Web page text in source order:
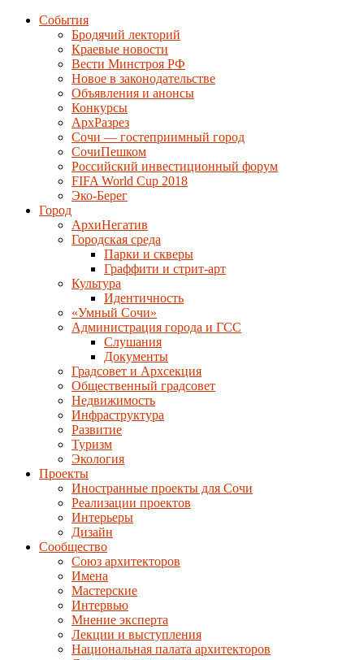
События
Бродячий лекторий
Краевые новости
Вести Минстроя РФ
Новое в законодательстве
Объявления и анонсы
Конкурсы
АрхРазрез
Сочи — гостеприимный город
СочиПешком
Российский инвестиционный форум
FIFA World Cup 2018
Эко-Берег
Город
АрхиНегатив
Городская среда
Парки и скверы
Граффити и стрит-арт
Культура
Идентичность
«Умный Сочи»
Администрация города и ГСС
Слушания
Документы
Градсовет и Архсекция
Общественный градсовет
Недвижимость
Инфраструктура
Развитие
Туризм
Экология
Проекты
Иностранные проекты для Сочи
Реализации проектов
Интерьеры
Дизайн
Сообщество
Союз архитекторов
Имена
Мастерские
Интервью
Мнение эксперта
Лекции и выступления
Национальная палата архитекторов